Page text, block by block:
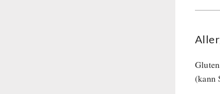
(kann